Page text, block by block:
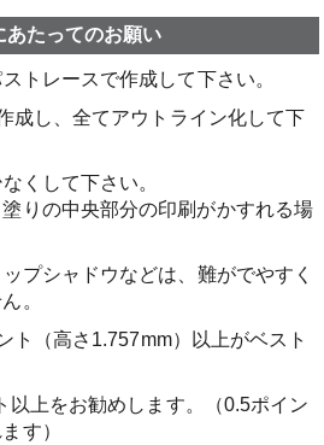
あたってのお願い
トレースで作成して下さい。
成し、全てアウトライン化して下
くして下さい。
塗りの中央部分の印刷がかすれる場
プシャドウなどは、難がでやすく
。
ト（高さ1.757mm）以上がベスト
以上をお勧めします。（0.5ポイン
す）